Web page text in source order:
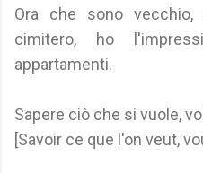
Ora che sono
cimitero, ho
appartamenti.
Sapere ciò che si vuole,
[Savoir ce que l'on veut,